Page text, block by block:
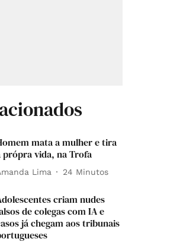
mata a mulher e tira
própra vida, na Trofa
Lima 24 Minutos
criam nudes
de colegas com IA e
já chegam aos tribunais